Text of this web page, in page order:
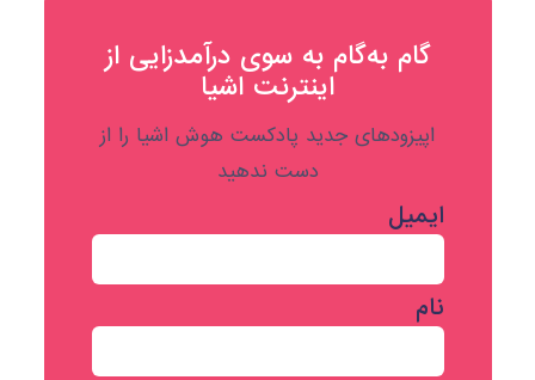
گام به‌گام به‌ سوی درآمدزایی از
اینترنت اشیا
اپیزودهای جدید پادکست هوش اشیا را از
دست ندهید
ایمیل
نام